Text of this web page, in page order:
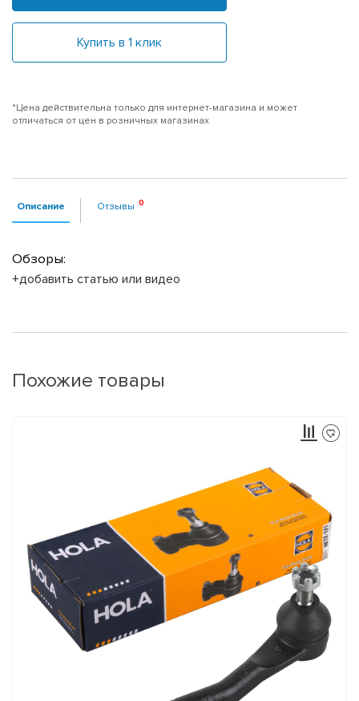
Купить в 1 клик
*Цена действительна только для интернет-магазина и может
отличаться от цен в розничных магазинах
Описание Отзывы
Обзоры:
+добавить статью или видео
Похожие товары